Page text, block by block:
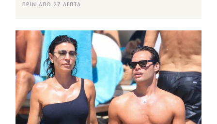
ΠΡΙΝ ΑΠΌ 27 ΛΕΠΤΆ